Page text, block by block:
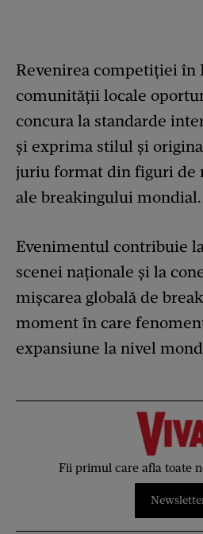
Revenirea competiției în
comunității locale
concura la standarde
și exprima stilul și
juriu format din figuri de
ale breakingului mondial.
Evenimentul contribuie
scenei naționale și la
mișcarea globală de
moment în care
expansiune la nivel
Fii primul care afla toate